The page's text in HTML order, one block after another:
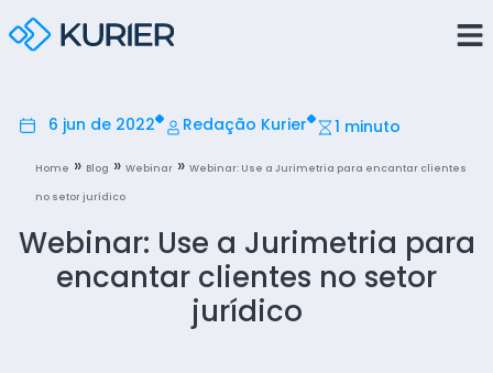
6 jun de 2022 Redação Kurier 1 minuto
Home » Blog » Webinar » Webinar: Use a Jurimetria para encantar clientes
no setor jurídico
Webinar: Use a Jurimetria para
encantar clientes no setor
jurídico